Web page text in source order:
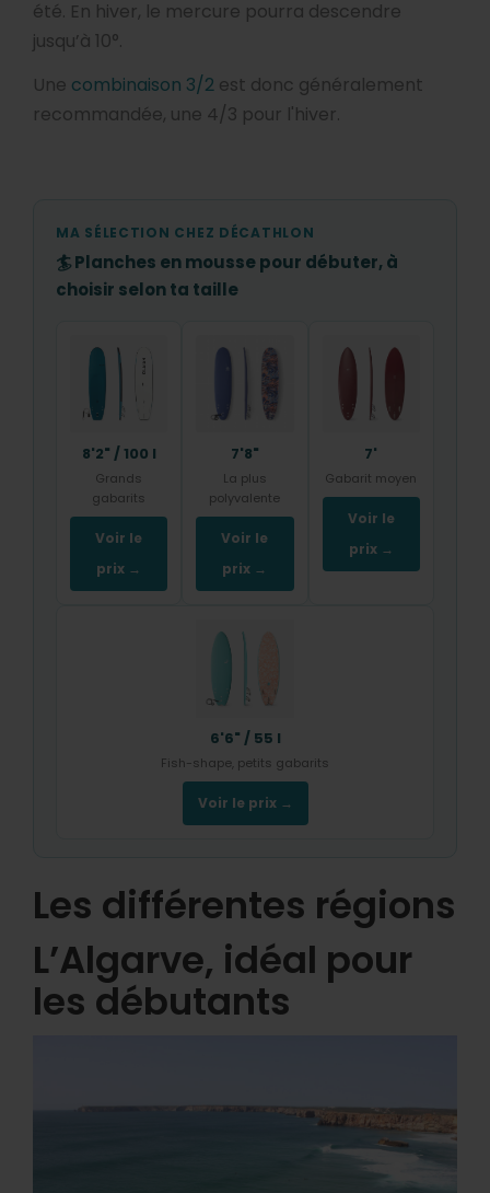
été. En hiver, le mercure pourra descendre
jusqu’à 10°.
Une combinaison 3/2 est donc généralement
recommandée, une 4/3 pour l'hiver.
MA SÉLECTION CHEZ DÉCATHLON
🏄 Planches en mousse pour débuter, à
choisir selon ta taille
8'2" / 100 l
Grands
gabarits
Voir le
prix →
7'8"
La plus
polyvalente
Voir le
prix →
7'
Gabarit moyen
Voir le
prix →
6'6" / 55 l
Fish-shape, petits gabarits
Voir le prix →
Les différentes régions
L’Algarve, idéal pour
les débutants